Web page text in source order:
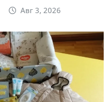
Авг 3, 2026